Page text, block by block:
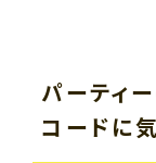
パーティ
コードに